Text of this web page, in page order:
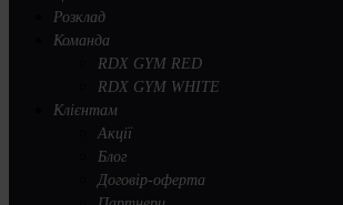
Розклад
Команда
RDX GYM RED
RDX GYM WHITE
Клієнтам
Акції
Блог
Договір-оферта